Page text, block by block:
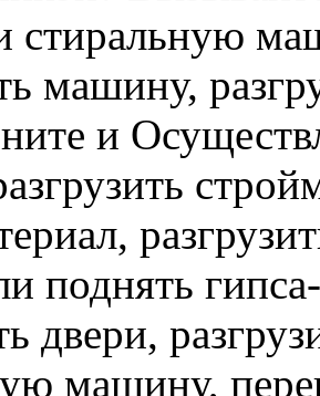
стиральную
машину,
и
поднять
двери,
машину,